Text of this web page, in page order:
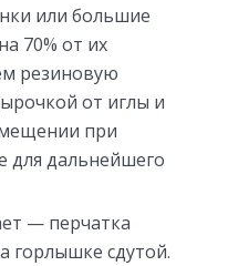
или большие
70% от их
резиновую
от иглы и
при
для дальнейшего
— перчатка
горлышке сдутой.